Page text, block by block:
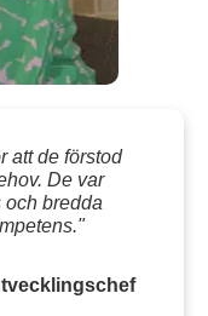
att de förstod
De var
och bredda